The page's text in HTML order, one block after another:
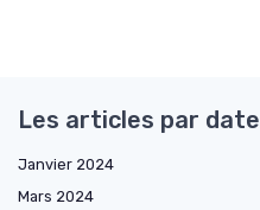
Les articles par date
Janvier 2024
Mars 2024